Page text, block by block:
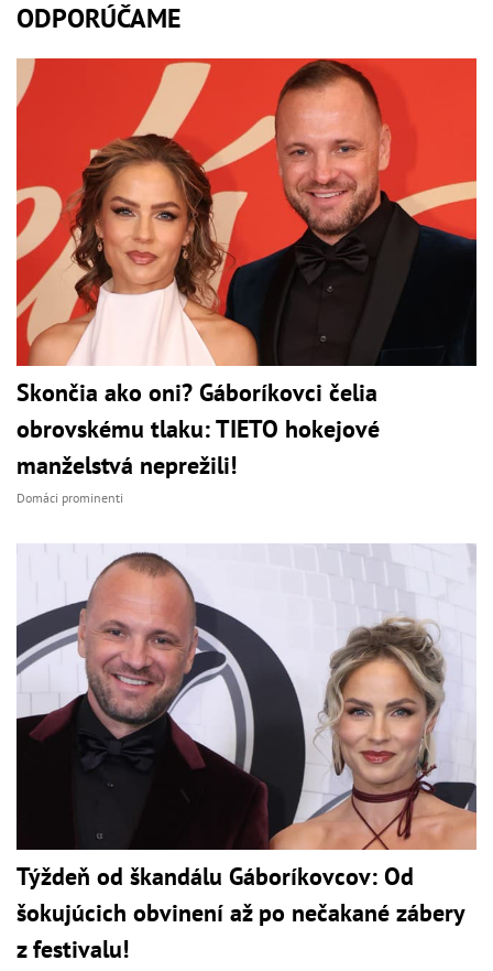
ODPORÚČAME
Skončia ako oni? Gáboríkovci čelia
obrovskému tlaku: TIETO hokejové
manželstvá neprežili!
Domáci prominenti
Týždeň od škandálu Gáboríkovcov: Od
šokujúcich obvinení až po nečakané zábery
z festivalu!